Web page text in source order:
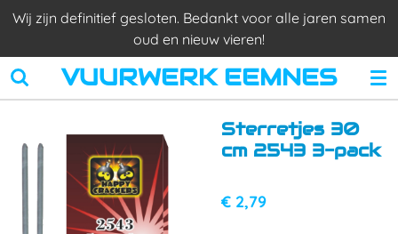
Ga
naar
de
hoofdinhoud
VUURWERK EEMNES
Wij zijn definitief gesloten. Bedankt voor alle jaren samen
oud en nieuw vieren!
Sterretjes 30
cm 2543 3-pack
€ 2,79